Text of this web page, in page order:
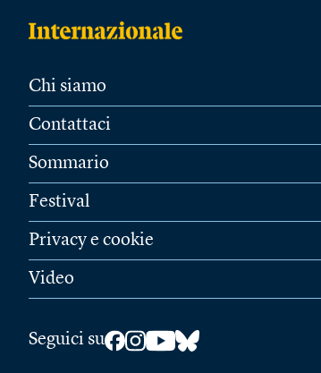
Chi siamo
Contattaci
Sommario
Festival
Privacy e cookie
Video
Seguici su